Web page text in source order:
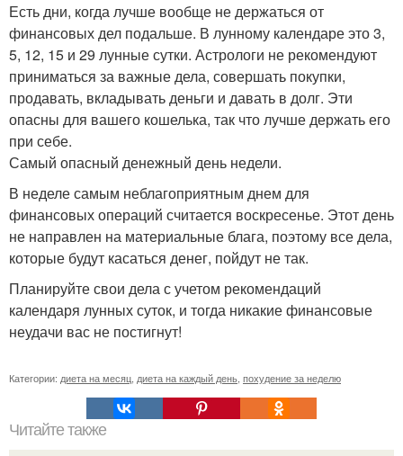
Есть дни, когда лучше вообще не держаться от
финансовых дел подальше. В лунному календаре это 3,
5, 12, 15 и 29 лунные сутки. Астрологи не рекомендуют
приниматься за важные дела, совершать покупки,
продавать, вкладывать деньги и давать в долг. Эти
опасны для вашего кошелька, так что лучше держать его
при себе.
Самый опасный денежный день недели.
В неделе самым неблагоприятным днем для
финансовых операций считается воскресенье. Этот день
не направлен на материальные блага, поэтому все дела,
которые будут касаться денег, пойдут не так.
Планируйте свои дела с учетом рекомендаций
календаря лунных суток, и тогда никакие финансовые
неудачи вас не постигнут!
Категории: диета на месяц диета на каждый день похудение за неделю
Читайте также